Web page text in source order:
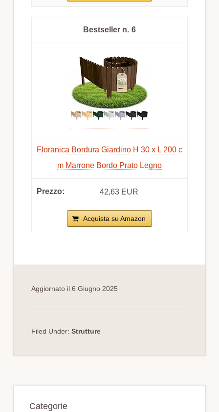
6
Floranica Bordura Giardino H 30 x L 200 c
m Marrone Bordo Prato Legno
42,63 EUR
Acquista su Amazon
Aggiornato il 6 Giugno 2025
Filed Under: Strutture
Sidebar
Categorie